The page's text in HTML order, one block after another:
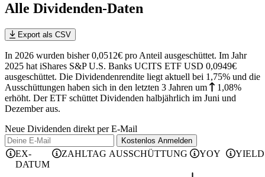
Alle Dividenden-Daten
Export als CSV
In 2026 wurden bisher 0,0512€ pro Anteil ausgeschüttet. Im Jahr
2025 hat iShares S&P U.S. Banks UCITS ETF USD 0,0949€
ausgeschüttet. Die Dividendenrendite liegt aktuell bei 1,75% und die
Ausschüttungen haben sich in den letzten 3 Jahren um
1,08%
erhöht. Der ETF schüttet Dividenden halbjährlich im Juni und
Dezember aus.
Neue Dividenden direkt per E-Mail
Kostenlos Anmelden
EX-
DATUM
ZAHLTAG AUSSCHÜTTUNG YOY YIELD